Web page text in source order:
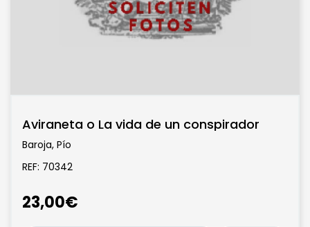
Aviraneta o La vida de un conspirador
Baroja, Pío
REF: 70342
23,00€